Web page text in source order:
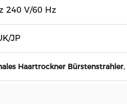
240 V/60 Hz
JP
Haartrockner Bürstenstrahler,